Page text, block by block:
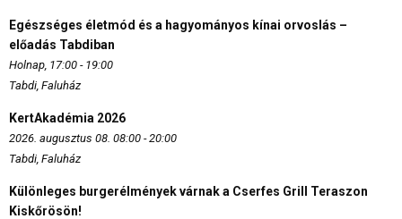
Egészséges életmód és a hagyományos kínai orvoslás –
előadás Tabdiban
Holnap, 17:00 - 19:00
Tabdi, Faluház
KertAkadémia 2026
2026. augusztus 08. 08:00 - 20:00
Tabdi, Faluház
Különleges burgerélmények várnak a Cserfes Grill Teraszon
Kiskőrösön!